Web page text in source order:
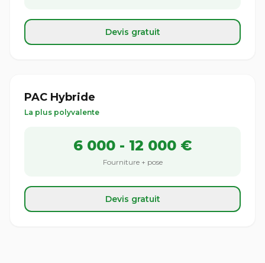
Devis gratuit
PAC Hybride
La plus polyvalente
6 000 - 12 000 €
Fourniture + pose
Devis gratuit